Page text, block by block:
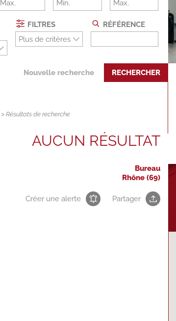
FILTRES
Plus de critères
RÉFÉRENCE
Nouvelle recherche RECHERCHER
> Résultats de recherche
AUCUN RÉSULTAT
Bureau
Rhône (69)
Créer une alerte Partager